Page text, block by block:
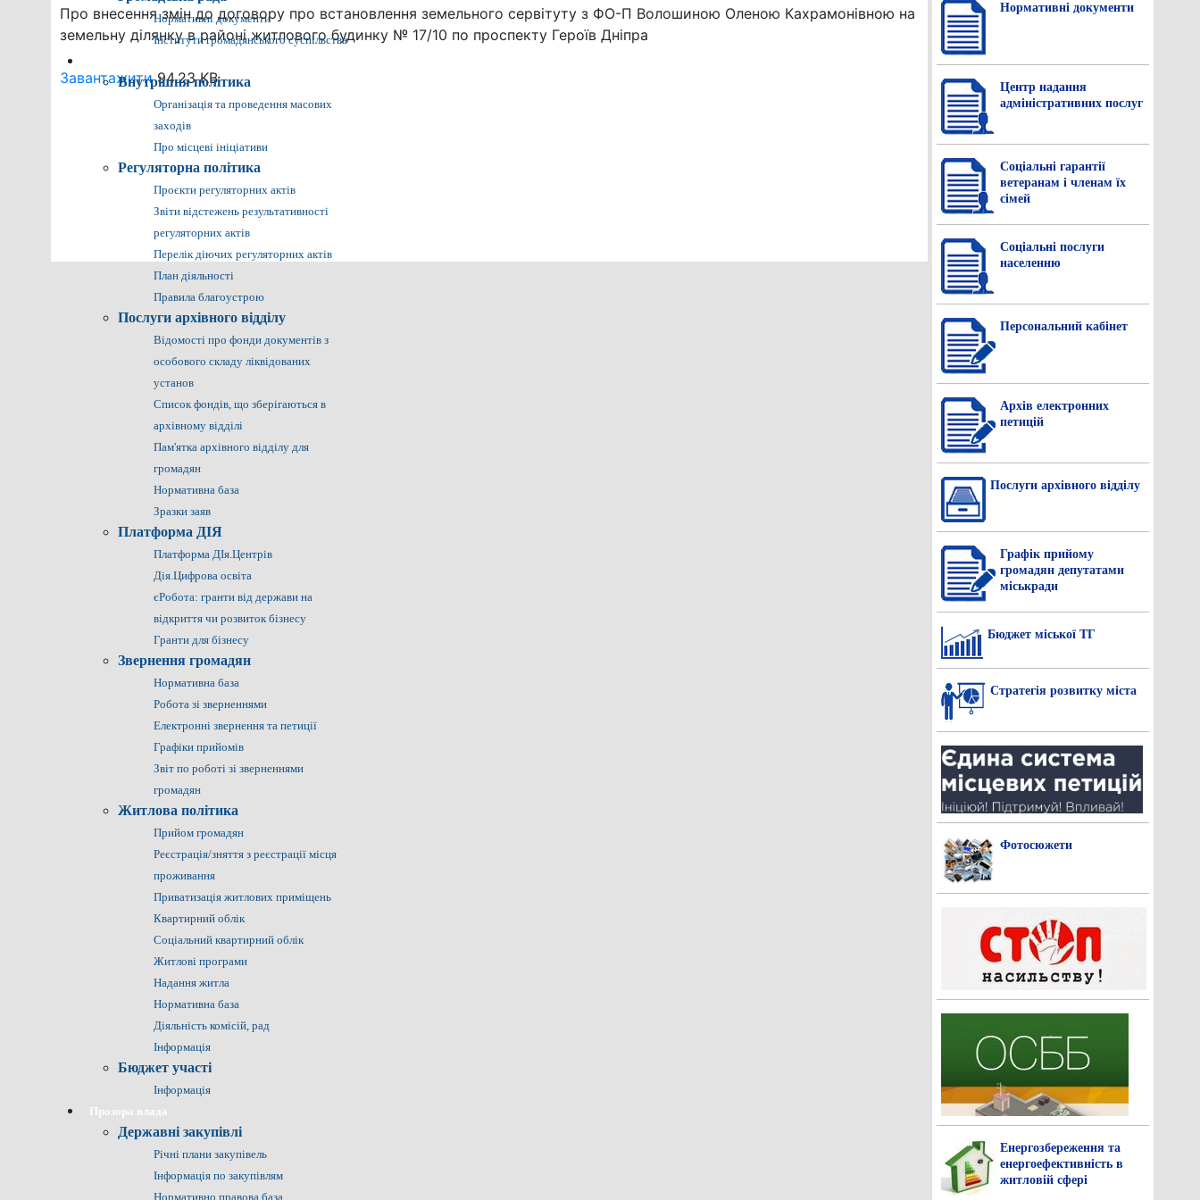
Нормативні документи
Інститути громадянського суспільства
Внутрішня політика
Організація та проведення масових
заходів
Про місцеві ініціативи
Регуляторна політика
Проєкти регуляторних актів
Звіти відстежень результативності
регуляторних актів
Перелік діючих регуляторних актів
План діяльності
Правила благоустрою
Послуги архівного відділу
Відомості про фонди документів з
особового складу ліквідованих
установ
Список фондів, що зберігаються в
архівному відділі
Пам'ятка архівного відділу для
громадян
Нормативна база
Зразки заяв
Платформа ДІЯ
Платформа ДІя.Центрів
Дія.Цифрова освіта
єРобота: гранти від держави на
відкриття чи розвиток бізнесу
Гранти для бізнесу
Звернення громадян
Нормативна база
Робота зі зверненнями
Електронні звернення та петиції
Графіки прийомів
Звіт по роботі зі зверненнями
громадян
Житлова політика
Прийом громадян
Реєстрація/зняття з реєстрації місця
проживання
Приватизація житлових приміщень
Квартирний облік
Соціальний квартирний облік
Житлові програми
Надання житла
Нормативна база
Діяльність комісій, рад
Інформація
Бюджет участі
Інформація
Прозора влада
Державні закупівлі
Річні плани закупівель
Інформація по закупівлям
Нормативно правова база
Про внесення змін до договору про встановлення земельного сервітуту з ФО-П Волошиною Оленою Кахрамонівною на
земельну ділянку в районі житлового будинку № 17/10 по проспекту Героїв Дніпра
Завантажити94.23 KB
Нормативнi документи
Центр надання
адміністративних послуг
Соціальні гарантії
ветеранам і членам їх
сімей
Соціальні послуги
населенню
Персональний кабінет
Архів електронних
петицій
Послуги архівного відділу
Графік прийому
громадян депутатами
міськради
Бюджет міської ТГ
Стратегія розвитку міста
Фотосюжети
Енергозбереження та
енергоефективність в
житловій сфері